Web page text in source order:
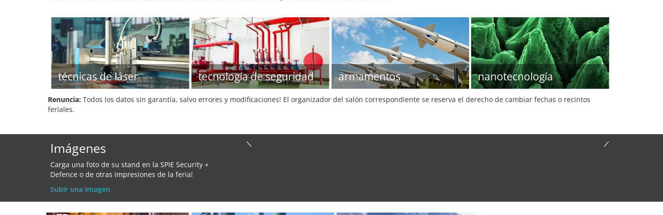
técnicas de láser tecnología de seguridad armamentos nanotecnología
Renuncia: Todos los datos sin garantía, salvo errores y modificaciones! El organizador del salón correspondiente se reserva el derecho de cambiar fechas o recintos
feriales.
Imágenes
Carga una foto de su stand en la SPIE Security +
Defence o de otras impresiones de la feria!
Subir una imagen